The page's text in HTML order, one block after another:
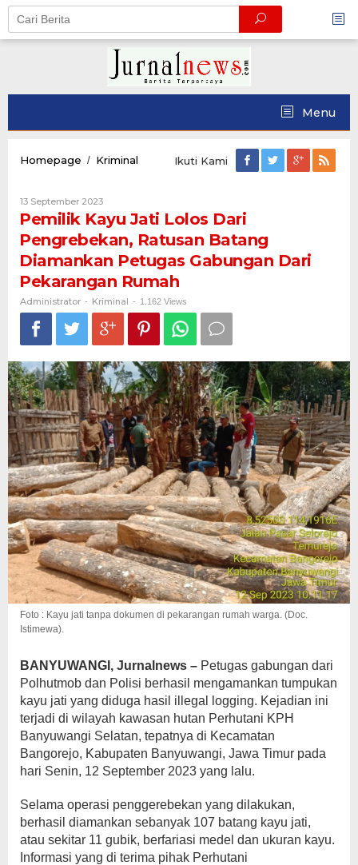
Skip
content
Menu
Homepage / Kriminal
Dari
Ratusan
Batang
Diamankan
Petugas
Gabungan
Pekarangan
Rumah
Ikuti Kami
13 September 2023Oleh
Administrator
Pemilik Kayu Jati Lolos Dari
Pengrebekan, Ratusan Batang
Diamankan Petugas Gabungan Dari
Pekarangan Rumah
Administrator - Kriminal - 1.162 Views
Foto : Kayu jati tanpa dokumen di pekarangan rumah warga. (Doc.
Istimewa).
BANYUWANGI, Jurnalnews – Petugas gabungan dari
Polhutmob dan Polisi berhasil mengamankan tumpukan
kayu jati yang diduga hasil illegal logging. Kejadian ini
terjadi di wilayah kawasan hutan Perhutani KPH
Banyuwangi Selatan, tepatnya di Kecamatan
Bangorejo, Kabupaten Banyuwangi, Jawa Timur pada
hari Senin, 12 September 2023 yang lalu.
Selama operasi penggerebekan yang dilakukan,
berhasil diamankan sebanyak 107 batang kayu jati,
atau sekitar 11 gubik, berfariasi medel dan ukuran kayu.
Informasi yang di terima pihak Perhutani